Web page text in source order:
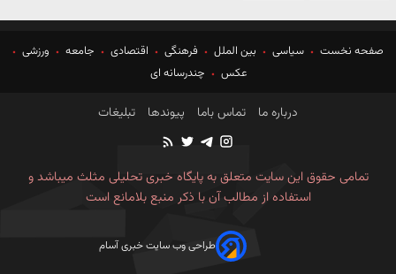
صفحه نخست سیاسی بین الملل فرهنگی اقتصادی جامعه
ورزشی
عکس
چندرسانه ای
درباره ما تماس باما پیوندها تبلیغات
تمامی حقوق این سایت متعلق به پایگاه خبری تحلیلی مثلث میباشد و
استفاده از مطالب آن با ذکر منبع بلامانع است
طراحی وب سایت خبری آسام